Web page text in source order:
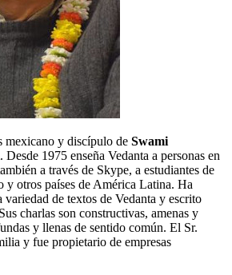
mexicano y discípulo de Swami
. Desde 1975 enseña Vedanta a personas en
a través de Skype, a estudiantes de
y otros países de América Latina. Ha
de textos de Vedanta y escrito
charlas son constructivas, amenas y
y llenas de sentido común. El Sr.
y fue propietario de empresas